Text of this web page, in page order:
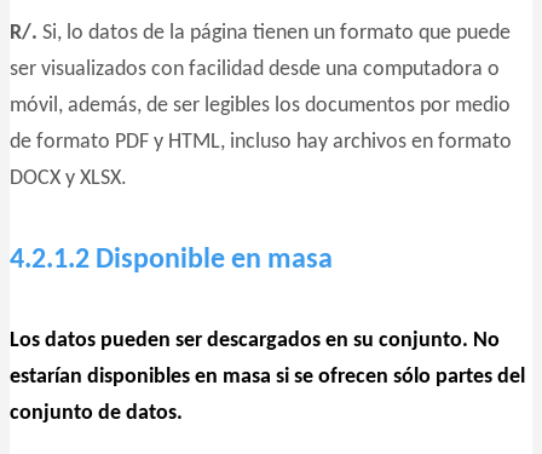
R/. Si, lo datos de la página tienen un formato que puede
ser visualizados con facilidad desde una computadora o
móvil, además, de ser legibles los documentos por medio
de formato PDF y HTML, incluso hay archivos en formato
DOCX y XLSX.
4.2.1.2 Disponible en masa
Los datos pueden ser descargados en su conjunto. No
estarían disponibles en masa si se ofrecen sólo partes del
conjunto de datos.